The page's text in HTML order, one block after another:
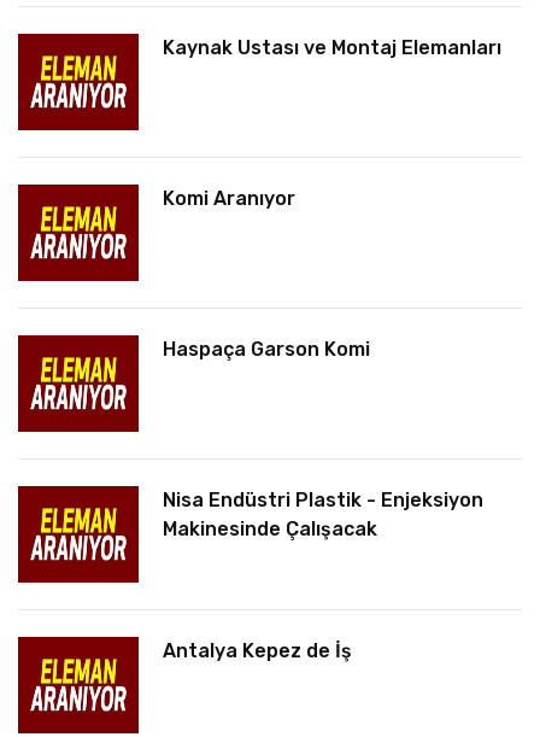
Kaynak Ustası ve Montaj Elemanları
Komi Aranıyor
Haspaça Garson Komi
Nisa Endüstri Plastik - Enjeksiyon
Makinesinde Çalışacak
Antalya Kepez de İş